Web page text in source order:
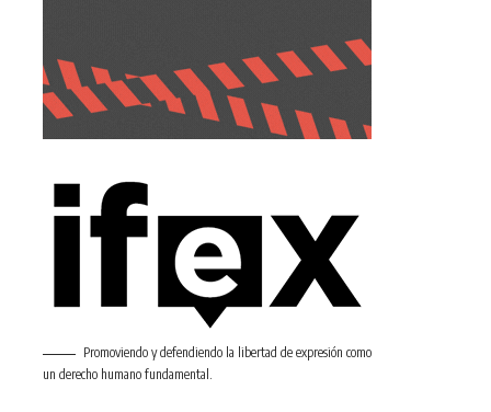
Promoviendo y defendiendo la libertad de expresión como
un derecho humano fundamental.